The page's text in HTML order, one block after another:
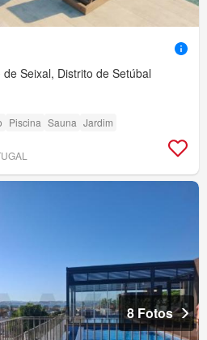
Seixal, Distrito de Setúbal
Piscina Sauna Jardim
8 Fotos